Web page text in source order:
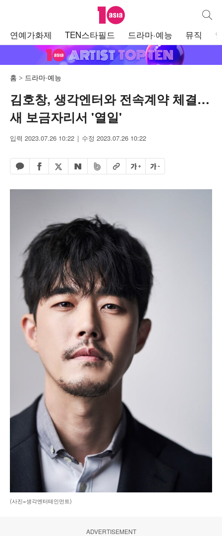
텐아시아 통합
연예가화제 TEN스타필드 드라마·예능 뮤직
홈 드라마·예능
김호창, 생각엔터와 전속계약 체결…
새 보금자리서 '열일'
입력 2023.07.26 10:22 수정 2023.07.26 10:22
카카오톡 공유하기
페이스북 공유하기
엑스 공유하기
네이버 공유하기
밴드 공유하기
URL복사글자 크게글자 작게
(사진=생각엔터테인먼트)
ADVERTISEMENT